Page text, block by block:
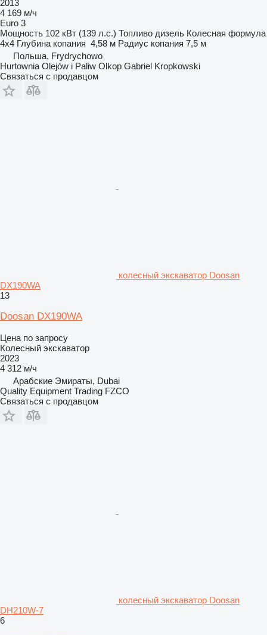
2013
4 169 м/ч
Euro 3
Мощность 102 кВт (139 л.с.) Топливо дизель Колесная формула
4x4 Глубина копания 4,58 м Радиус копания 7,5 м
Польша, Frydrychowo
Hurtownia Olejów i Paliw Olkop Gabriel Kropkowski
Связаться с продавцом
колесный экскаватор Doosan
DX190WA
13
Doosan DX190WA
Цена по запросу
Колесный экскаватор
2023
4 312 м/ч
Арабские Эмираты, Dubai
Quality Equipment Trading FZCO
Связаться с продавцом
колесный экскаватор Doosan
DH210W-7
6